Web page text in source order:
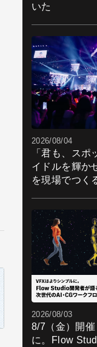
いた
2026/08/04
「君も、ス
イドルを輝か
を現場でつく
2026/08/03
8/7（金）開
に。Flow